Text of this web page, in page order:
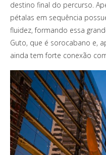
destino final do percurso.
pétalas em sequência
fluidez, formando essa
Guto, que é sorocabano e,
ainda tem forte conexão